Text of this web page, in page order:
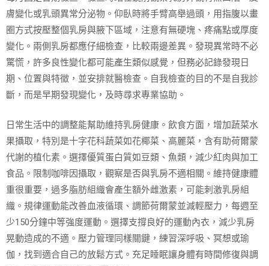
膚變化或乳頭異常分泌物。仰臥時將手臂高舉過頭，用指腹以畫
圈方式按壓整個乳房與腋下區域，注意有無硬塊、疼痛點或厚度
變化。兩側乳房都應仔細檢查，比較兩邊差異。發現異常時不必
驚慌，許多良性變化都可能產生類似感覺，但務必記錄發現日
期、位置與特徵，並安排就醫檢查。自我檢查的目的不是自我診
斷，而是早期發現變化，及時尋求專業協助。
日常生活中的調整能幫助維持乳房健康。飲食方面，增加蔬菜水
果攝取，特別是十字花科蔬菜如花椰菜、高麗菜，含有助荷爾蒙
代謝的植化素。選擇優質蛋白質如豆類、魚類，減少紅肉與加工
食品。限制咖啡因攝取，觀察是否與乳房不適相關。維持健康體
重很重要，過多脂肪組織會產生額外雌激素，可能刺激乳房組
織。規律運動能改善血液循環、調節荷爾蒙並減輕壓力，每週至
少150分鐘中等強度運動。選擇支撐良好的運動內衣，減少乳房
晃動造成的不適。壓力管理同樣關鍵，練習深呼吸、冥想或瑜
伽，找到適合自己的放鬆方式。充足睡眠讓身體有時間修復與調